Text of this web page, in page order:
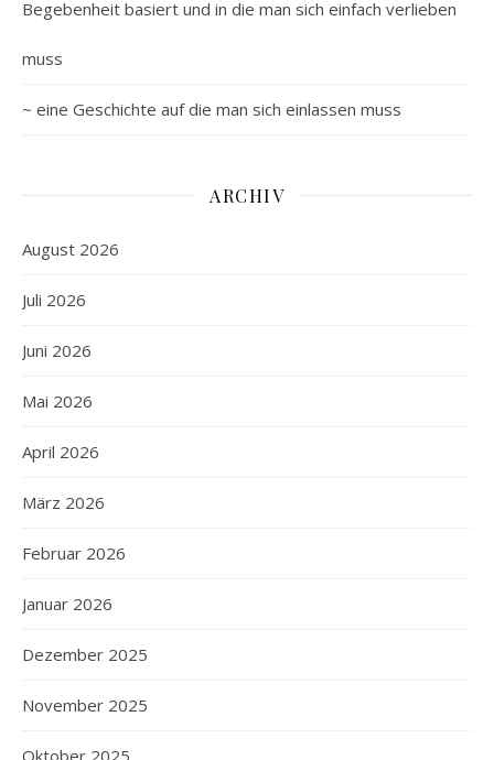
Begebenheit basiert und in die man sich einfach verlieben
muss
~ eine Geschichte auf die man sich einlassen muss
ARCHIV
August 2026
Juli 2026
Juni 2026
Mai 2026
April 2026
März 2026
Februar 2026
Januar 2026
Dezember 2025
November 2025
Oktober 2025